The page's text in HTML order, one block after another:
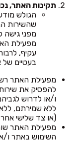
תקינות האתר,
הגולש
שהשירות
מפני גישה
מפעילת
עקיף,
בעטיים של
מפעילת האתר
להפסיק את
ו/או לדרוש
ללא שמירתם,
(או צד שלישי
מפעילת האתר